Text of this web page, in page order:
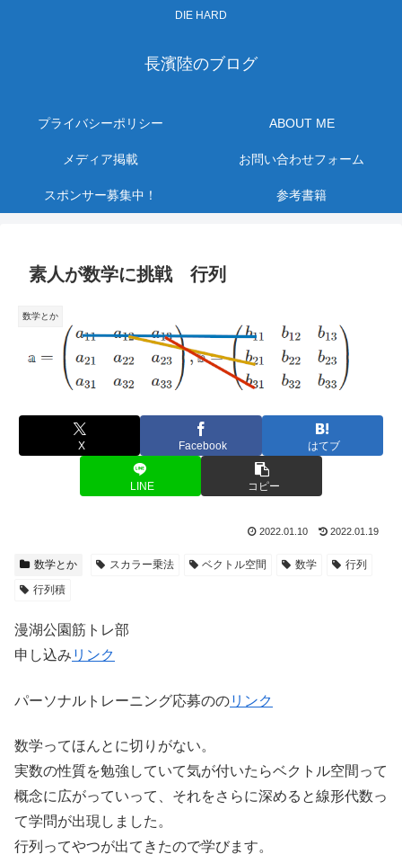
DIE HARD
長濱陸のブログ
プライバシーポリシー ABOUT ME
メディア掲載 お問い合わせフォーム
スポンサー募集中！ 参考書籍
素人が数学に挑戦 行列
数学とか
X Facebook はてブ
LINE コピー
2022.01.10 2022.01.19
数学とか スカラー乗法 ベクトル空間 数学
行列
行列積
漫湖公園筋トレ部
申し込み リンク
パーソナルトレーニング応募ののリンク
数学ってほんとに切りがない。
実数の性質を勉強していて気が付いたらベクトル空間って
概念に広がっていって、それをさらに深めると線形代数っ
て学問が出現しました。
行列ってやつが出てきたので学びます。